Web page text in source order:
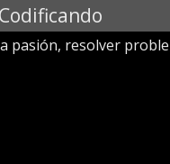
pasión, resolver